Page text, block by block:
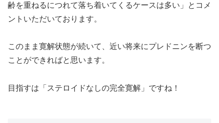
齢を重ねるにつれて落ち着いてくるケースは多い」とコメ
ントいただいております。
このまま寛解状態が続いて、近い将来にプレドニンを断つ
ことができればと思います。
目指すは「ステロイドなしの完全寛解」ですね！